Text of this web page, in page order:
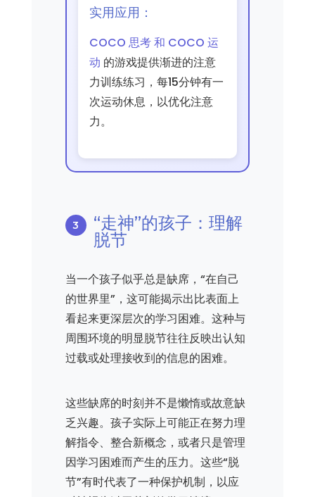
实用应用：
COCO 思考 和 COCO 运
动 的游戏提供渐进的注意
力训练练习，每15分钟有一
次运动休息，以优化注意
力。
“走神”的孩子：理解
脱节
当一个孩子似乎总是缺席，“在自己
的世界里”，这可能揭示出比表面上
看起来更深层次的学习困难。这种与
周围环境的明显脱节往往反映出认知
过载或处理接收到的信息的困难。
这些缺席的时刻并不是懒惰或故意缺
乏兴趣。孩子实际上可能正在努力理
解指令、整合新概念，或者只是管理
因学习困难而产生的压力。这些“脱
节”有时代表了一种保护机制，以应